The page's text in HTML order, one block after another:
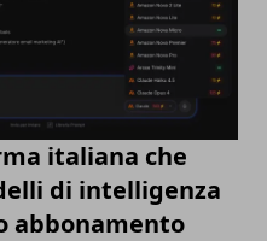
italiana che
di intelligenza
abbonamento